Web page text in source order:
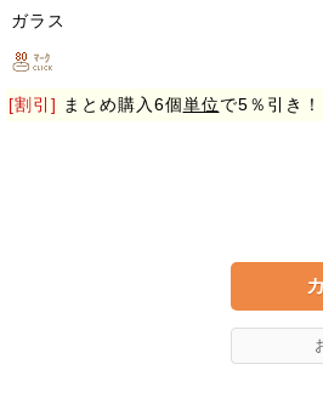
ガラス
[割引] まとめ購入6個単位で5％引き！